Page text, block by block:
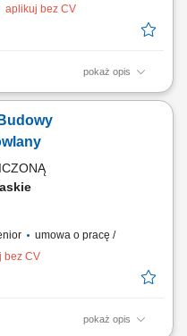
aplikuj bez CV
pokaż opis
ziemnymi, żelbetowymi i
kontenery BESS i
własnych oraz
umowa o pracę /
bez CV
pokaż opis